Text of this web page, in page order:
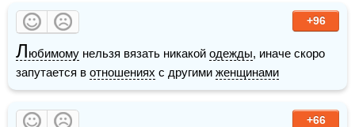
+96
Любимому нельзя вязать никакой одежды, иначе скоро
запутается в отношениях с другими женщинами
+66